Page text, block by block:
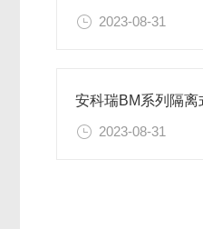
2023-08-31
2023-08-31